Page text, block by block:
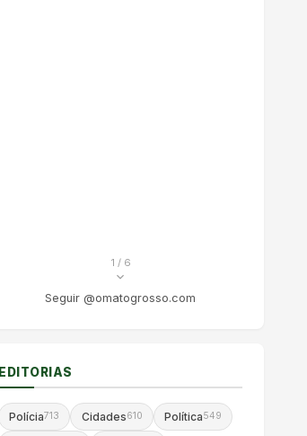
1 / 6
Seguir @omatogrosso.com
EDITORIAS
Polícia713 Cidades610 Política549